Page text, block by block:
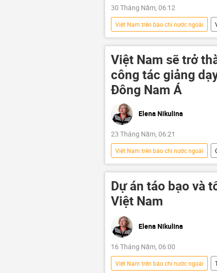
30 Tháng Năm, 06:12
Việt Nam trên báo chí nước ngoài
Philippines
Đảng Cộng sản
Quan điểm-Ý kiến
Kinh tế
Samsung
Việt Nam sẽ trở
công tác giảng
Đông Nam Á
Elena Nikulina
23 Tháng Năm, 06:21
Việt Nam trên báo chí nước ngoài
Việt Nam
Nga
Lê Minh Hưng
Phạm Nhật
Hợp tác Nga-Việt
Dự án táo bạo và
Việt Nam
Elena Nikulina
16 Tháng Năm, 06:00
Việt Nam trên báo chí nước ngoài